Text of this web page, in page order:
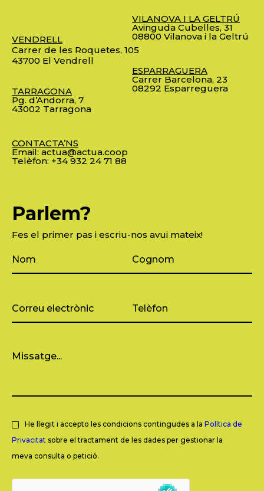
VENDRELL
Carrer de les Roquetes, 105
43700 El Vendrell
TARRAGONA
Pg. d’Andorra, 7
43002 Tarragona
CONTACTA’NS
Email: actua@actua.coop
Telèfon: +34 932 24 71 88
VILANOVA I LA GELTRÚ
Avinguda Cubelles, 31
08800 Vilanova i la Geltrú
ESPARRAGUERA
Carrer Barcelona, 23
08292 Esparreguera
Parlem?
Fes el primer pas i escriu-nos avui mateix!
He llegit i accepto les condicions contingudes a la Política de
Privacitat sobre el tractament de les dades per gestionar la
meva consulta o petició.